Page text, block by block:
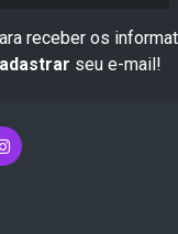
receber os
seu e-mail!